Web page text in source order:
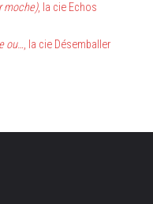
moche), la cie Echos
ou…, la cie Désemballer